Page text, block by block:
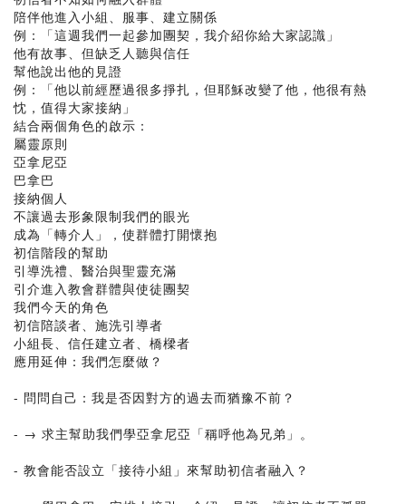
陪伴他進入小組、服事、建立關係
例：「這週我們一起參加團契，我介紹你給大家認識」
他有故事、但缺乏人聽與信任
幫他說出他的見證
例：「他以前經歷過很多掙扎，但耶穌改變了他，他很有熱
忱，值得大家接納」
結合兩個角色的啟示：
屬靈原則
亞拿尼亞
巴拿巴
接納個人
不讓過去形象限制我們的眼光
成為「轉介人」，使群體打開懷抱
初信階段的幫助
引導洗禮、醫治與聖靈充滿
引介進入教會群體與使徒團契
我們今天的角色
初信陪談者、施洗引導者
小組長、信任建立者、橋樑者
應用延伸：我們怎麼做？
- 問問自己：我是否因對方的過去而猶豫不前？
- → 求主幫助我們學亞拿尼亞「稱呼他為兄弟」。
- 教會能否設立「接待小組」來幫助初信者融入？